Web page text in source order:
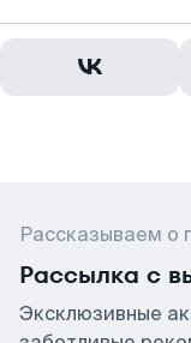
Рассказываем о
Рассылка с
Эксклюзивные